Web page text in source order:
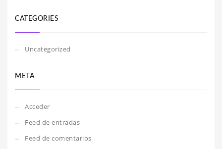
CATEGORIES
Uncategorized
META
Acceder
Feed de entradas
Feed de comentarios